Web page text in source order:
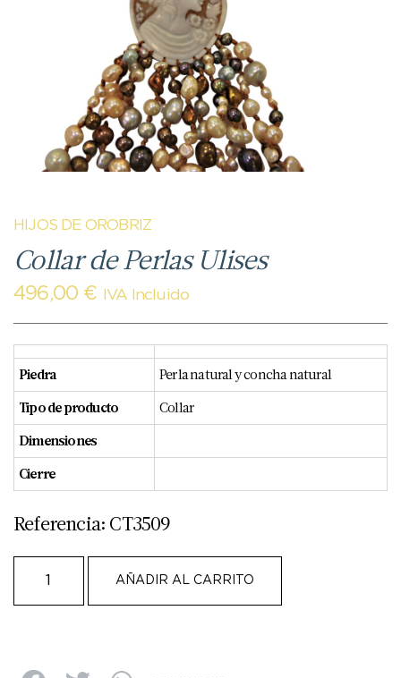
HIJOS DE OROBRIZ
Collar de Perlas Ulises
496,00 € IVA Incluido
Piedra
Perla natural y concha natural
Tipo de producto
Collar
Dimensiones
Cierre
Referencia: CT3509
AÑADIR AL CARRITO